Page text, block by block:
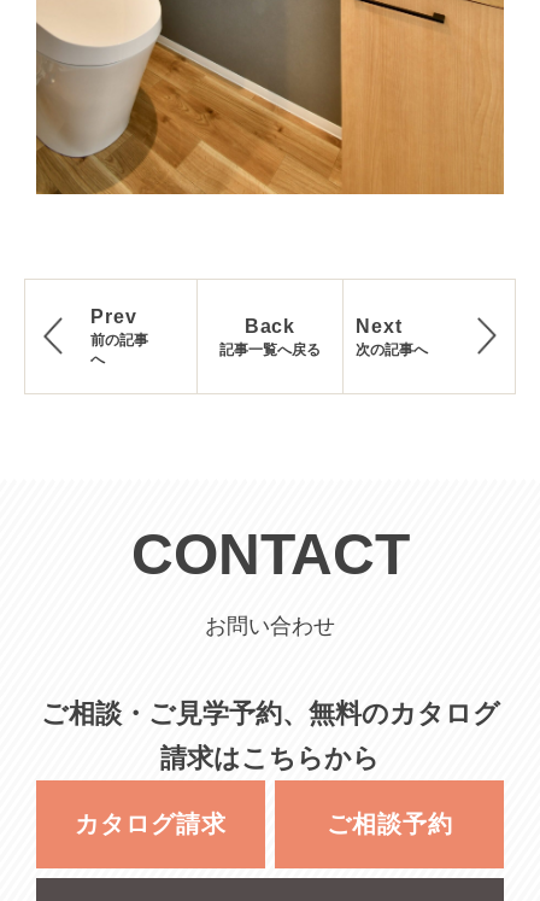
Prev
前の記事
へ
Back
記事一覧へ戻る
Next
次の記事へ
CONTACT
お問い合わせ
ご相談・ご見学予約、無料のカタログ
請求はこちらから
カタログ請求 ご相談予約